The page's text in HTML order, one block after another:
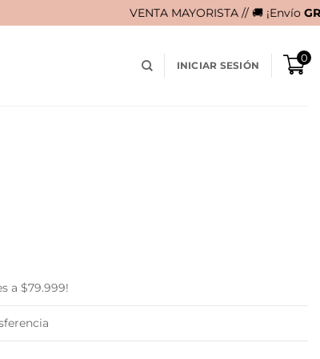
VENTA MAYORISTA // 🚚 ¡EnvíoGRATISen compras
INICIAR SESIÓN
0
a $79.999!